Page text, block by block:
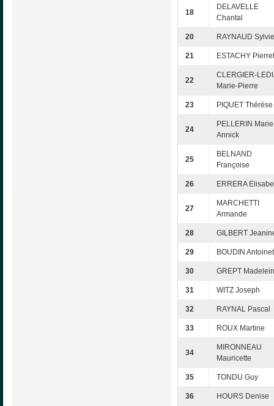
18
DELAVELLE
Chantal
20 RAYNAUD Sylvie
21 ESTACHY
22
CLERGIER-
Marie-Pierre
23 PIQUET Thérèse
24
PELLERIN
Annick
25
BELNAND
Françoise
26 ERRERA
27
MARCHETTI
Armande
28 GILBERT
29 BOUDIN
30 GREPT
31 WITZ Joseph
32 RAYNAL Pascal
33 ROUX Martine
34
MIRONNEAU
Mauricette
35 TONDU Guy
36 HOURS Denise